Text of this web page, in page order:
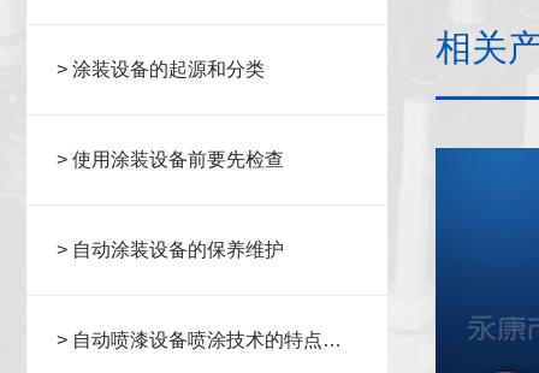
> 涂装设备的起源和分类
> 使用涂装设备前要先检查
> 自动涂装设备的保养维护
> 自动喷漆设备喷涂技术的特点与
相关